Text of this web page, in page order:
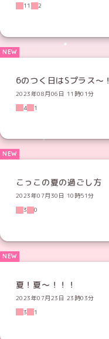
11
2
6のつく日はSプラス〜！
2023年08月06日 11時01分
4
1
こっこの夏の過ごし方
2023年07月30日 10時51分
3
0
夏！夏〜！！！
2023年07月23日 23時03分
3
1